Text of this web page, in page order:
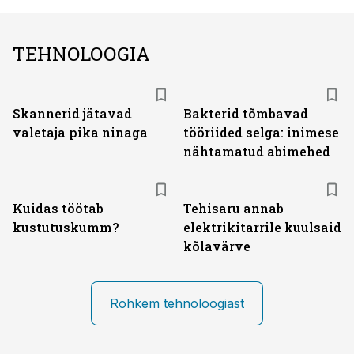
TEHNOLOOGIA
Skannerid jätavad
valetaja pika ninaga
Bakterid tõmbavad
tööriided selga: inimese
nähtamatud abimehed
Kuidas töötab
kustutuskumm?
Tehisaru annab
elektrikitarrile kuulsaid
kõlavärve
Rohkem tehnoloogiast